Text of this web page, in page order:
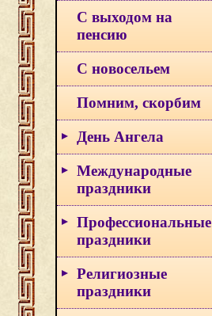
С выходом на
пенсию
С новосельем
Помним, скорбим
День Ангела
Международные
праздники
Профессиональные
праздники
Религиозные
праздники